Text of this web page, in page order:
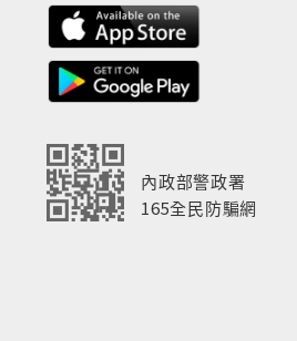
內政部警政署
165全民防騙網